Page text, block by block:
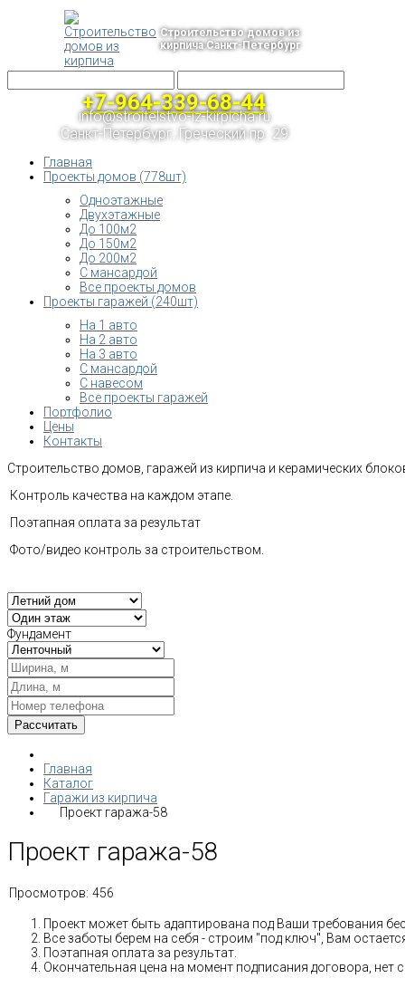
Строительство домов из
кирпича Санкт-Петербург
+7-964-339-68-44
info@stroitelstvo-iz-kirpicha.ru
Санкт-Петербург, Греческий пр. 29
Главная
Проекты домов (778шт)
Одноэтажные
Двухэтажные
До 100м2
До 150м2
До 200м2
С мансардой
Все проекты домов
Проекты гаражей (240шт)
На 1 авто
На 2 авто
На 3 авто
С мансардой
С навесом
Все проекты гаражей
Портфолио
Цены
Контакты
Строительство домов, гаражей из кирпича и керамических
Контроль качества на каждом этапе.
Поэтапная оплата за результат
Фото/видео контроль за строительством.
Фундамент
Главная
Каталог
Гаражи из кирпича
Проект гаража-58
Проект гаража-58
Просмотров: 456
Проект может быть адаптирована под Ваши требования
Все заботы берем на себя - строим "под ключ", Вам
Поэтапная оплата за результат.
Окончательная цена на момент подписания договора, нет